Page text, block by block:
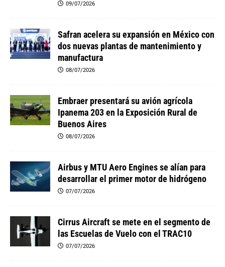
09/07/2026
Safran acelera su expansión en México con
dos nuevas plantas de mantenimiento y
manufactura
08/07/2026
Embraer presentará su avión agrícola
Ipanema 203 en la Exposición Rural de
Buenos Aires
08/07/2026
Airbus y MTU Aero Engines se alían para
desarrollar el primer motor de hidrógeno
07/07/2026
Cirrus Aircraft se mete en el segmento de
las Escuelas de Vuelo con el TRAC10
07/07/2026